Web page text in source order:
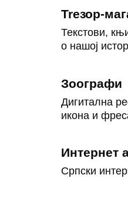
Treзор-
Текстови,
о нашој
Зоографи
Дигитална
икона и
Интернет
Српски